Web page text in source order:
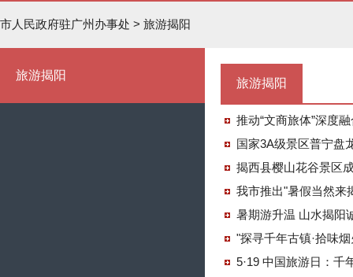
文苑天地 |
市人民政府驻广州办事处 > 旅游揭阳
旅游揭阳
旅游揭阳
推动“文商旅体”深度
国家3A级景区普宁盘
揭西县樱山花谷景区
我市推出"暑假当然来
暑期游升温 山水揭阳
"探寻千年古镇·拾味
5·19 中国旅游日：千